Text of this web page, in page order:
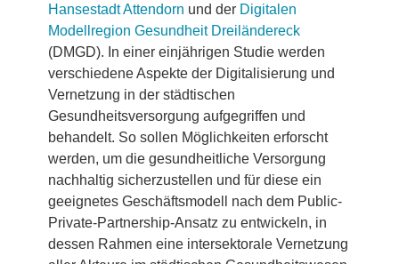
Hansestadt Attendorn und der Digitalen
Modellregion Gesundheit Dreiländereck
(DMGD). In einer einjährigen Studie werden
verschiedene Aspekte der Digitalisierung und
Vernetzung in der städtischen
Gesundheitsversorgung aufgegriffen und
behandelt. So sollen Möglichkeiten erforscht
werden, um die gesundheitliche Versorgung
nachhaltig sicherzustellen und für diese ein
geeignetes Geschäftsmodell nach dem Public-
Private-Partnership-Ansatz zu entwickeln, in
dessen Rahmen eine intersektorale Vernetzung